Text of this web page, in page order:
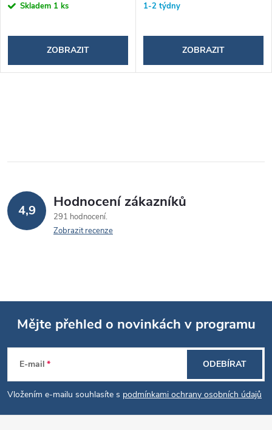
Skladem 1 ks
ZOBRAZIT
1-2 týdny
ZOBRAZIT
4,9 Hodnocení zákazníků
291 hodnocení
Zobrazit recenze
Z
á
p
Mějte přehled o novinkách v programu
E-mail
Vložením e-mailu souhlasíte s podmínkami ochrany osobních údajů
ODEBÍRAT